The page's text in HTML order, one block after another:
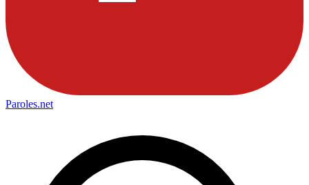
Paroles.net